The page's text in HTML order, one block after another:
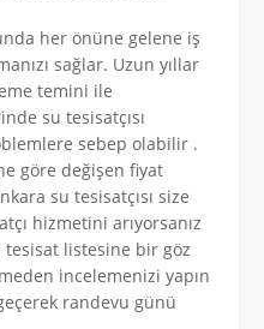
her önüne gelene iş
sağlar. Uzun yıllar
temini ile
su tesisatçısı
sebep olabilir .
göre değişen fiyat
su tesisatçısı size
hizmetini arıyorsanız
tesisat listesine bir göz
incelemenizi yapın
randevu günü